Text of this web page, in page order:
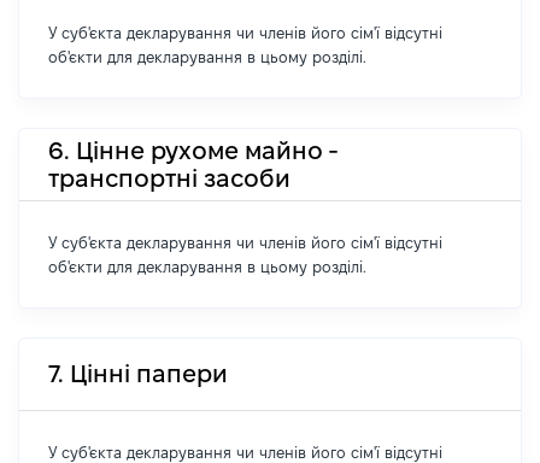
У суб'єкта декларування чи членів його сім'ї відсутні
об'єкти для декларування в цьому розділі.
6. Цінне рухоме майно -
транспортні засоби
У суб'єкта декларування чи членів його сім'ї відсутні
об'єкти для декларування в цьому розділі.
7. Цінні папери
У суб'єкта декларування чи членів його сім'ї відсутні